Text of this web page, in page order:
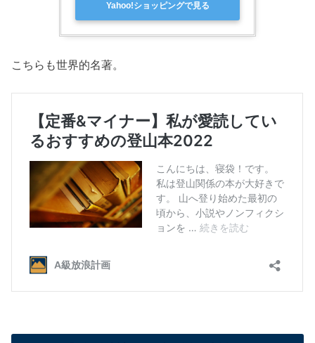
Yahoo!ショッピングで見る
こちらも世界的名著。